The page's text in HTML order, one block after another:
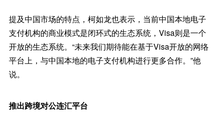
提及中国市场的特点，柯如龙也表示，当前中国本地电子
支付机构的商业模式是闭环式的生态系统，Visa则是一个
开放的生态系统。“未来我们期待能在基于Visa开放的网络
平台上，与中国本地的电子支付机构进行更多合作。”他
说。
推出跨境对公连汇平台